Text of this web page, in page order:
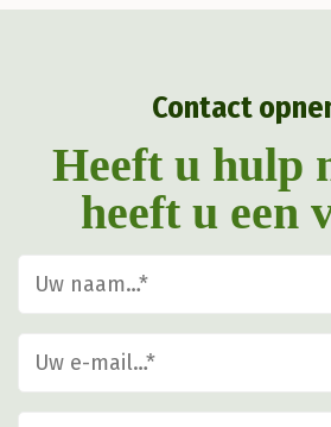
Contact
Heeft u hulp
heeft u een